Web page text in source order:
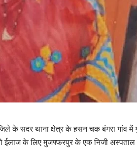
के सदर थाना क्षेत्र के हसन चक बंगरा गांव
के लिए मुजफ्फरपुर के एक निजी अस्पताल